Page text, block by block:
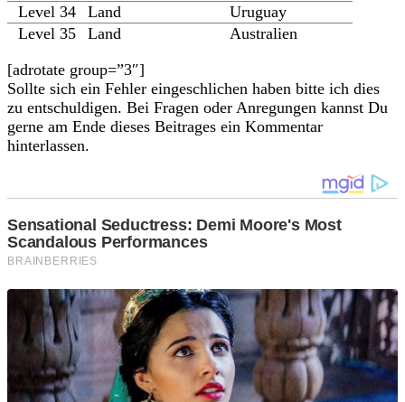
Level 34
Land
Uruguay
Level 35
Land
Australien
[adrotate group=”3″]
Sollte sich ein Fehler eingeschlichen haben bitte ich dies
zu entschuldigen. Bei Fragen oder Anregungen kannst Du
gerne am Ende dieses Beitrages ein Kommentar
hinterlassen.